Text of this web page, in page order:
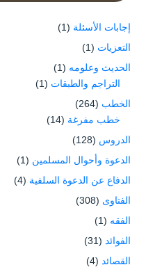
إجابات الأسئلة (1)
التعزيات (1)
الحديث وعلومه (1)
التراجم والطبقات (1)
الخطب (264)
خطب مفرغة (14)
الدروس (128)
الدعوة وأحوال المسلمين (1)
الدفاع عن الدعوة السلفية (4)
الفتاوى (308)
الفقه (1)
الفوائد (31)
القصائد (4)